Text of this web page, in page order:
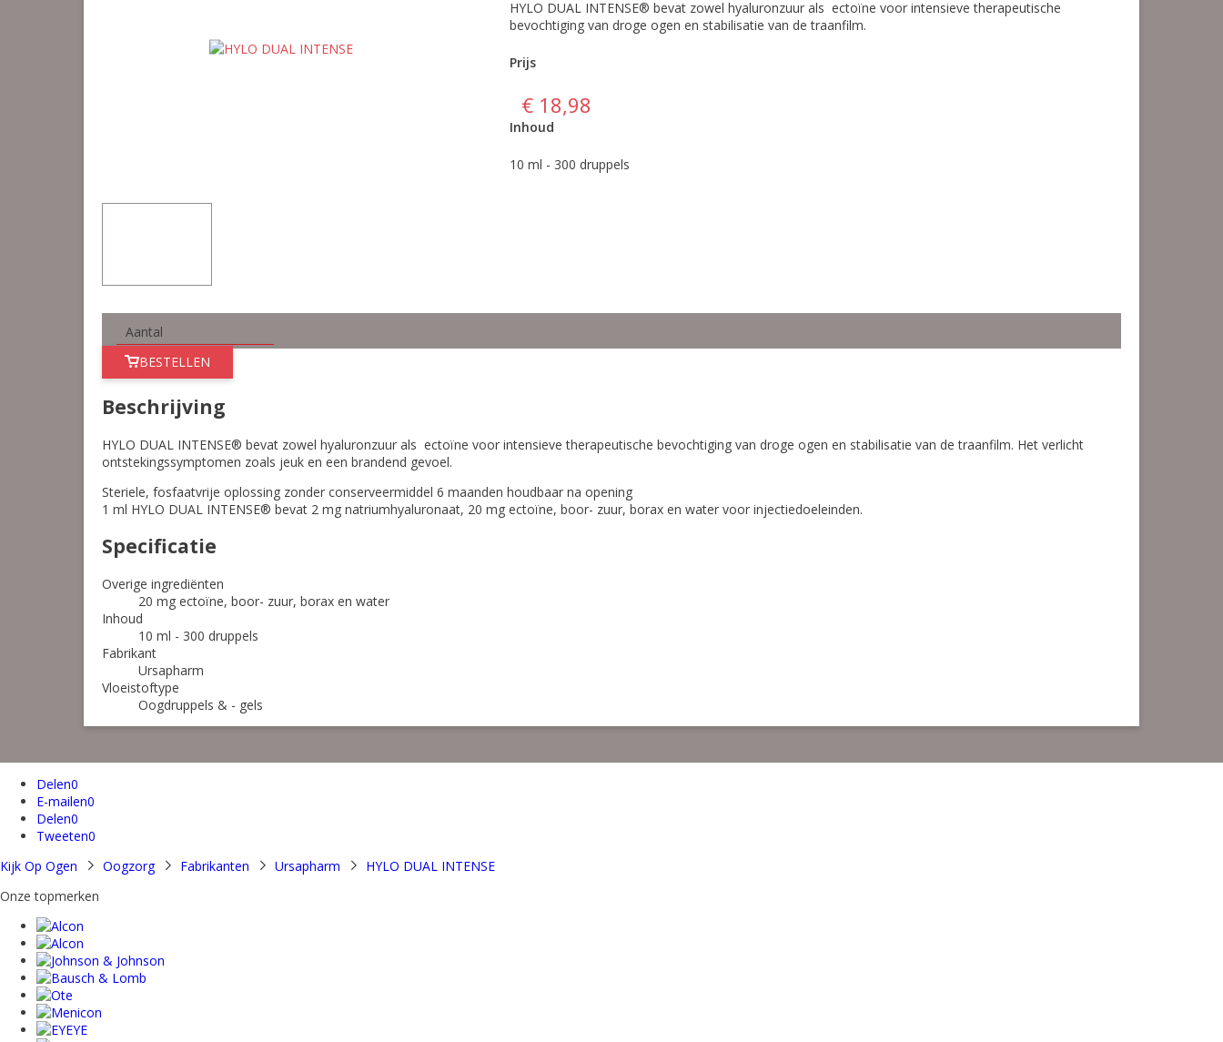
HYLO DUAL INTENSE® bevat zowel hyaluronzuur als ectoïne voor intensieve therapeutische
bevochtiging van droge ogen en stabilisatie van de traanfilm.
Prijs
€ 18,98
Inhoud
10 ml - 300 druppels
BESTELLEN
Beschrijving
HYLO DUAL INTENSE® bevat zowel hyaluronzuur als ectoïne voor intensieve therapeutische bevochtiging van droge ogen en stabilisatie van de traanfilm. Het verlicht
ontstekingssymptomen zoals jeuk en een brandend gevoel.
Steriele, fosfaatvrije oplossing zonder conserveermiddel 6 maanden houdbaar na opening
1 ml HYLO DUAL INTENSE® bevat 2 mg natriumhyaluronaat, 20 mg ectoïne, boor- zuur, borax en water voor injectiedoeleinden.
Specificatie
Overige ingrediënten
20 mg ectoïne, boor- zuur, borax en water
Inhoud
10 ml - 300 druppels
Fabrikant
Ursapharm
Vloeistoftype
Oogdruppels & - gels
Delen0
E-mailen0
Delen0
Tweeten0
Kijk Op Ogen
Oogzorg Fabrikanten Ursapharm
HYLO DUAL INTENSE
Onze topmerken